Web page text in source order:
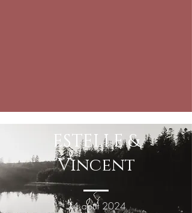
ESTELLE &
Vincent
24 août 2024